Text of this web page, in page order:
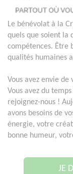
Le bénévolat à la
quels que soient la
compétences. Être
qualités humaines
Vous avez envie de
Vous avez du
rejoignez-nous !
avons besoins de
énergie, votre
bonne humeur,
JE